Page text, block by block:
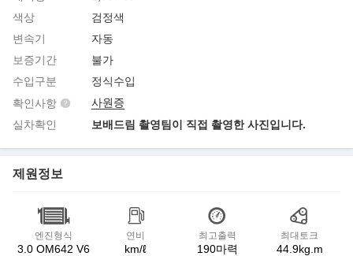
색상
검정색
변속기
자동
보증기간
불가
수입구분
정식수입
확인사항
사원증
실차확인
보배드림 촬영팀이 직접 촬영한 사진입니다.
제원정보
엔진형식
3.0 OM642 V6
연비
km/ℓ
최고출력
190마력
최대토크
44.9kg.m